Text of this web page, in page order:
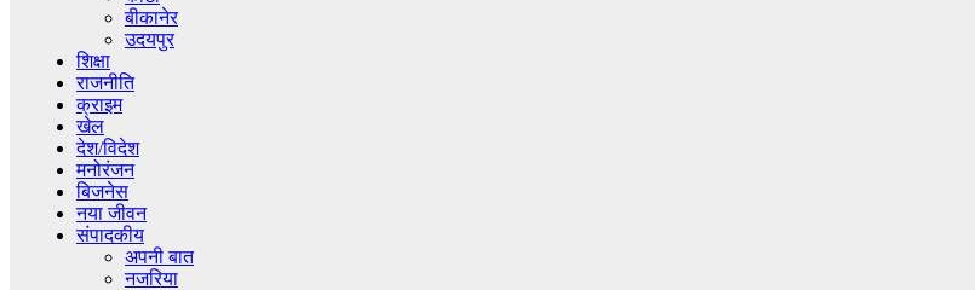
बीकानेर
उदयपुर
शिक्षा
राजनीति
क्राइम
खेल
देश/विदेश
मनोरंजन
बिजनेस
नया जीवन
संपादकीय
अपनी बात
नजरिया